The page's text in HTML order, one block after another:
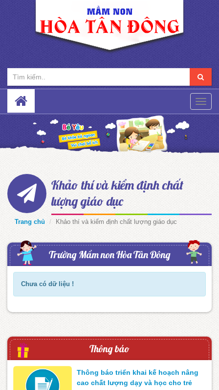
Toggle
Khảo thí và kiểm định chất
lượng giáo dục
Trang chủ Khảo thí và kiểm định chất lượng giáo dục
Trường Mầm non Hòa Tân Đông
Chưa có dữ liệu !
Thông báo
Thông báo triển khai kế hoạch nâng
cao chất lượng dạy và học cho trẻ